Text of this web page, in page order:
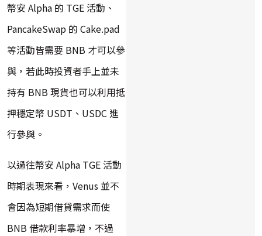
幣安 Alpha 的 TGE 活動、
PancakeSwap 的 Cake.pad
等活動皆需要 BNB 才可以參
與，若此時投資者手上並未
持有 BNB 現貨也可以利用抵
押穩定幣 USDT、USDC 進
行參與。
以過往幣安 Alpha TGE 活動
時期表現來看，Venus 並不
會因為短期借貸需求而使
BNB 借款利率暴增，不過